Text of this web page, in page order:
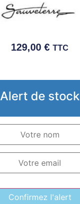
129,00 € TTC
Alert de stock